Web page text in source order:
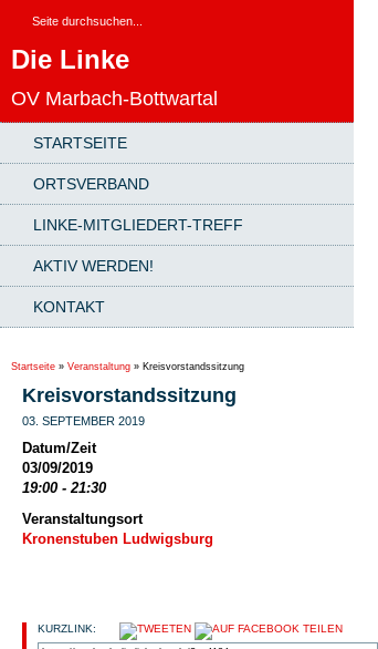
Die Linke
OV Marbach-Bottwartal
STARTSEITE
ORTSVERBAND
LINKE-MITGLIEDERT-TREFF
AKTIV WERDEN!
KONTAKT
Startseite » Veranstaltung » Kreisvorstandssitzung
Kreisvorstandssitzung
03. SEPTEMBER 2019
Datum/Zeit
03/09/2019
19:00 - 21:30
Veranstaltungsort
Kronenstuben Ludwigsburg
KURZLINK: